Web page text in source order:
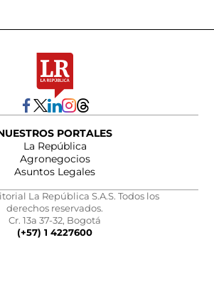
PORTALES
La República
Agronegocios
Asuntos Legales
La República S.A.S. Todos los
derechos reservados.
Cr. 13a 37-32, Bogotá
(+57) 1 4227600